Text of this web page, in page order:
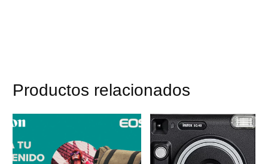
Productos relacionados